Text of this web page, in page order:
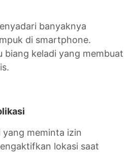
banyaknya
di smartphone.
biang keladi yang membuat
yang meminta izin
lokasi saat